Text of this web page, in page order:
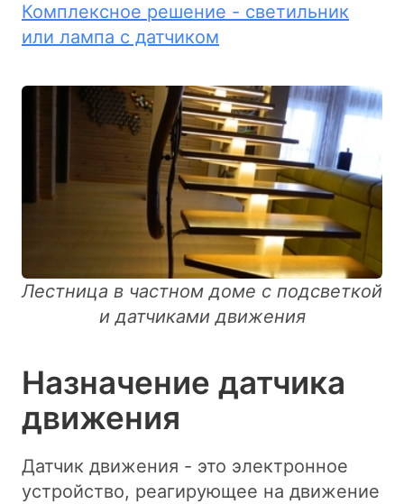
Комплексное решение - светильник
или лампа с датчиком
Лестница в частном доме с подсветкой
и датчиками движения
Назначение датчика
движения
Датчик движения - это электронное
устройство, реагирующее на движение